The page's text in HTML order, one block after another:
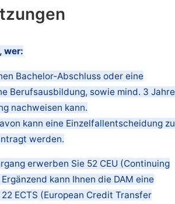
wer:
Bachelor-Abschluss oder eine
Berufsausbildung, sowie mind. 3
nachweisen kann.
kann eine Einzelfallentscheidung
werden.
erwerben Sie 52 CEU (Continuing
kann Ihnen die DAM eine
ECTS (European Credit Transfer